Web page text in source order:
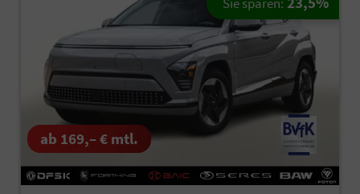
ab 169,– € mtl.
Sie sparen: